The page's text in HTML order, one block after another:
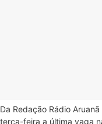
Da Redação Rádio
terça-feira a última vaga